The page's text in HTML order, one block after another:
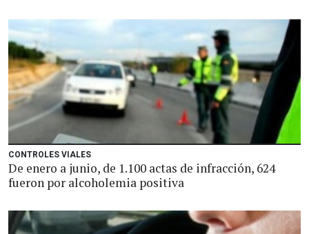
CONTROLES VIALES
De enero a junio, de 1.100 actas de infracción, 624
fueron por alcoholemia positiva